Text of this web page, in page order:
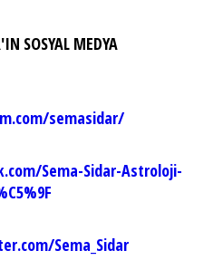
SOSYAL MEDYA
semasidar/
Sema-Sidar-Astroloji-
Sema_Sidar